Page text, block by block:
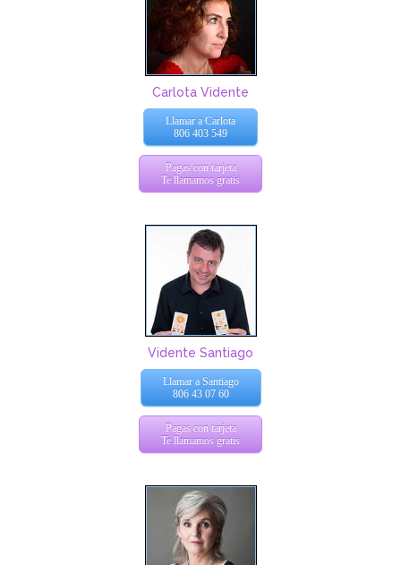
Carlota Vidente
Llamar a Carlota
806 403 549
Pagas con tarjeta
Te llamamos gratis
Vidente Santiago
Llamar a Santiago
806 43 07 60
Pagas con tarjeta
Te llamamos gratis